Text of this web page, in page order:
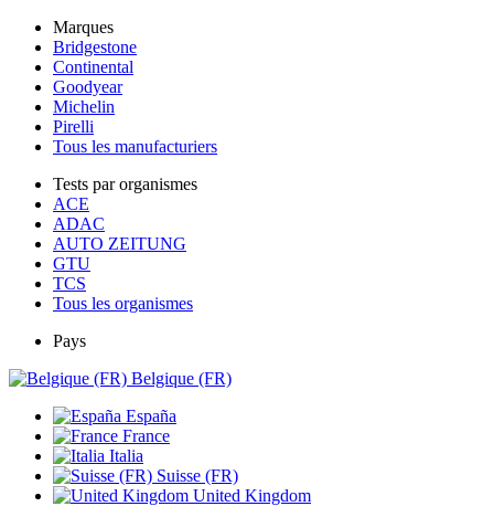
Marques
Bridgestone
Continental
Goodyear
Michelin
Pirelli
Tous les manufacturiers
Tests par organismes
ACE
ADAC
AUTO ZEITUNG
GTU
TCS
Tous les organismes
Pays
Belgique (FR)
España
France
Italia
Suisse (FR)
United Kingdom